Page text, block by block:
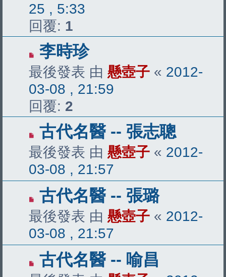
25 , 5:33
回覆: 1
李時珍
最後發表 由 懸壺子 « 2012-
03-08 , 21:59
回覆: 2
古代名醫 -- 張志聰
最後發表 由 懸壺子 « 2012-
03-08 , 21:57
古代名醫 -- 張璐
最後發表 由 懸壺子 « 2012-
03-08 , 21:57
古代名醫 -- 喻昌